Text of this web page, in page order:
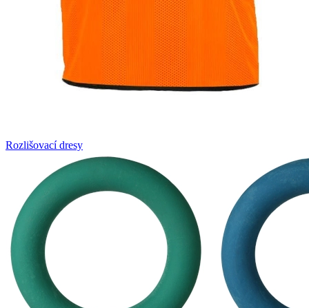
Rozlišovací dresy